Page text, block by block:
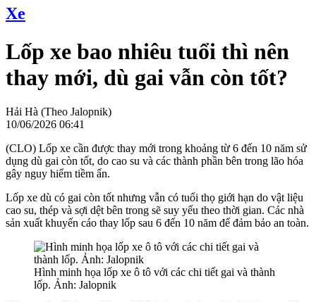
Xe
Lốp xe bao nhiêu tuổi thì nên
thay mới, dù gai vẫn còn tốt?
Hải Hà (Theo Jalopnik)
10/06/2026 06:41
(CLO) Lốp xe cần được thay mới trong khoảng từ 6 đến 10 năm sử
dụng dù gai còn tốt, do cao su và các thành phần bên trong lão hóa
gây nguy hiểm tiềm ẩn.
Lốp xe dù có gai còn tốt nhưng vẫn có tuổi thọ giới hạn do vật liệu
cao su, thép và sợi dệt bên trong sẽ suy yếu theo thời gian. Các nhà
sản xuất khuyến cáo thay lốp sau 6 đến 10 năm để đảm bảo an toàn.
Hình minh họa lốp xe ô tô với các chi tiết gai và thành
lốp. Ảnh: Jalopnik